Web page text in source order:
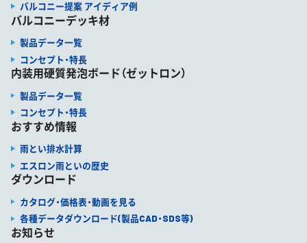
バルコニー提案 アイディア例
バルコニーデッキ材
製品データ一覧
コンセプト・特長
内装用硬質発泡ボード（ゼットロン）
製品データ一覧
コンセプト・特長
おすすめ情報
雨とい排水計算
エスロン雨といの歴史
ダウンロード
カタログ・価格表・動画を見る
各種データダウンロード(製品CAD・SDS等)
お知らせ